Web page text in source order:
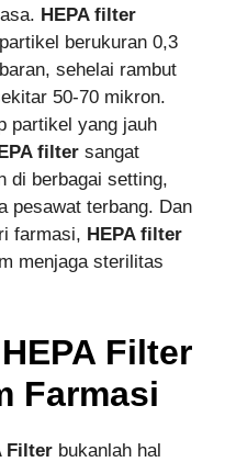
HEPA filter
berukuran 0,3
sehelai rambut
50-70 mikron.
partikel yang jauh
filter sangat
di berbagai setting,
pesawat terbang. Dan
farmasi, HEPA filter
menjaga sterilitas
Filter
Farmasi
Filter bukanlah hal